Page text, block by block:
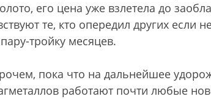
его цена уже взлетела до
те, кто опередил других если
тройку месяцев.
пока что на дальнейшее
работают почти любые